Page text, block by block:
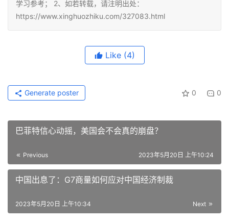
学习参考； 2、如若转载，请注明出处：
https://www.xinghuozhiku.com/327083.html
Like (4)
0 0
Generate poster
巴菲特信心动摇，美国会不会真的崩盘？
Previous 2023年5月20日 上午10:24
中国出息了：G7商量如何应对中国经济制裁
Next
2023年5月20日 上午10:34